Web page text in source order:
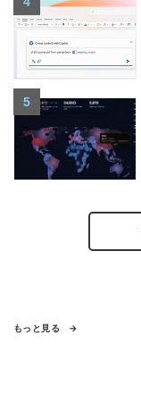
もっと見る